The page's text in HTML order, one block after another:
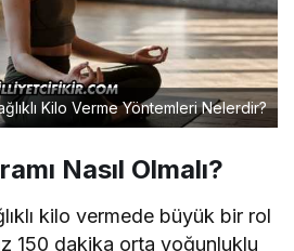
Kilo Verme Yöntemleri Nelerdir?
Nasıl Olmalı?
kilo vermede büyük bir rol
150 dakika orta yoğunluklu